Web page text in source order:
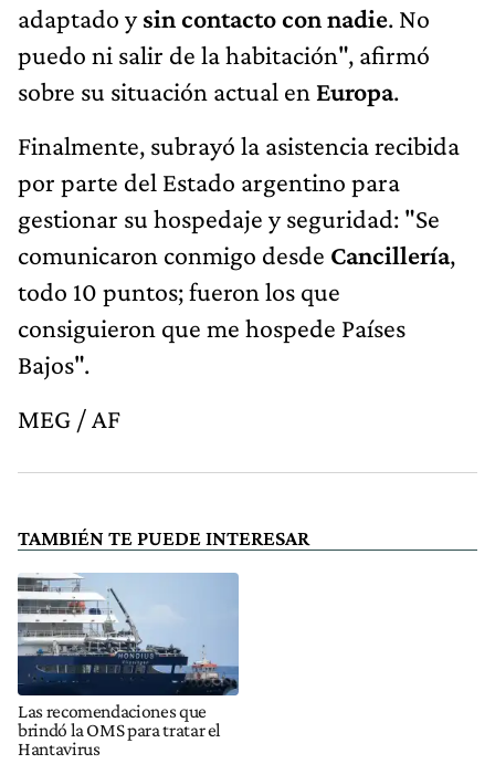
adaptado ysin contacto con nadie. No
puedo ni salir de la habitación", afirmó
sobre su situación actual en Europa.
Finalmente, subrayó la asistencia recibida
por parte del Estado argentino para
gestionar su hospedaje y seguridad: "Se
comunicaron conmigo desde Cancillería,
todo 10 puntos; fueron los que
consiguieron que me hospede Países
Bajos".
MEG / AF
TAMBIÉN TE PUEDE INTERESAR
Las recomendaciones que
brindó la OMS para tratar el
Hantavirus